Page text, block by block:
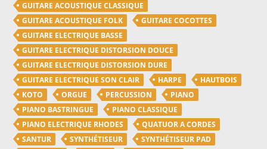
GUITARE ACOUSTIQUE CLASSIQUE
GUITARE ACOUSTIQUE FOLK
GUITARE COCOTTES
GUITARE ELECTRIQUE BASSE
GUITARE ELECTRIQUE DISTORSION DOUCE
GUITARE ELECTRIQUE DISTORSION DURE
GUITARE ELECTRIQUE SON CLAIR
HARPE
HAUTBOIS
KOTO
ORGUE PERCUSSION
PIANO
PIANO BASTRINGUE
PIANO CLASSIQUE
PIANO ELECTRIQUE RHODES
QUATUOR A CORDES
SANTUR
SYNTHÉTISEUR SYNTHÉTISEUR PAD